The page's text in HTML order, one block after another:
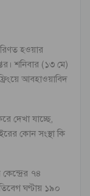
হওয়ার
শনিবার (১৩ মে)
আবহাওয়াবিদ
দেখা যাচ্ছে,
কোন সংস্থা কি
৭৪
ঘণ্টায় ১৯০